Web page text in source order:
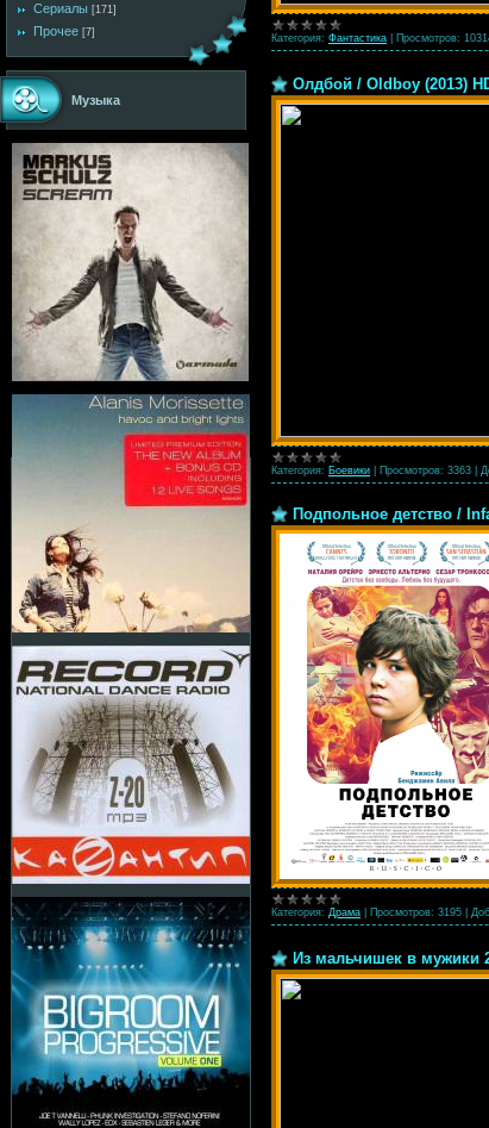
Сериалы [171]
Прочее [7]
Музыка
Категория: Фантастика Просмотров:
Олдбой / Oldboy (2013)
Категория: Боевики Просмотров: 3363
Подпольное детство /
Категория: Драма Просмотров: 3195
Из мальчишек в мужики